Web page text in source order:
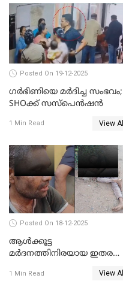
Posted On 19-12-2025
ഗര്‍ഭിണിയെ മർദിച്ച സംഭവം;
SHOക്ക് സസ്പെൻഷൻ
1 Min Read View All
Posted On 18-12-2025
ആൾക്കൂട്ട
മർദനത്തിനിരയായ ഇതര
നടുക്കുന്ന സംഭവം
1 Min Read View All